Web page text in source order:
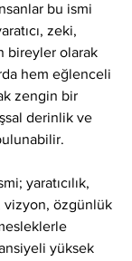
bu ismi
zeki,
bireyler olarak
hem eğlenceli
zengin bir
derinlik ve
yaratıcılık,
vizyon, özgünlük
yüksek